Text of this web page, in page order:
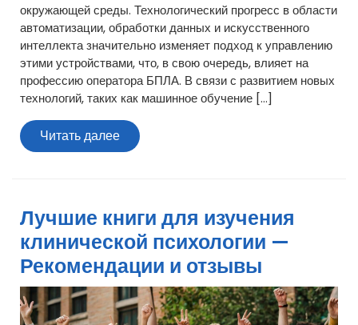
окружающей среды. Технологический прогресс в области
автоматизации, обработки данных и искусственного
интеллекта значительно изменяет подход к управлению
этими устройствами, что, в свою очередь, влияет на
профессию оператора БПЛА. В связи с развитием новых
технологий, таких как машинное обучение […]
Читать далееЧитать
далее
Лучшие книги для изучения
клинической психологии —
Рекомендации и отзывы